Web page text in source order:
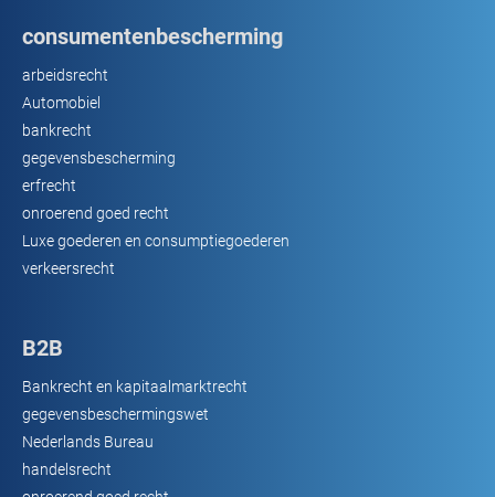
consumentenbescherming
arbeidsrecht
Automobiel
bankrecht
gegevensbescherming
erfrecht
onroerend goed recht
Luxe goederen en consumptiegoederen
verkeersrecht
B2B
Bankrecht en kapitaalmarktrecht
gegevensbeschermingswet
Nederlands Bureau
handelsrecht